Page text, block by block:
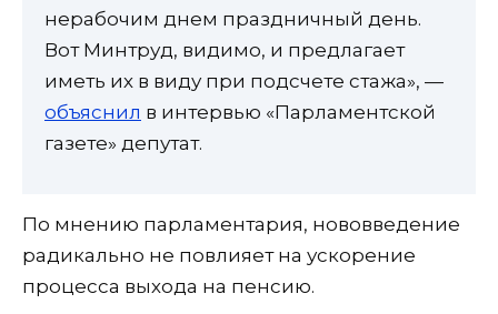
нерабочим днем праздничный день.
Вот Минтруд, видимо, и предлагает
иметь их в виду при подсчете стажа», —
объяснил в интервью «Парламентской
газете» депутат.
По мнению парламентария, нововведение
радикально не повлияет на ускорение
процесса выхода на пенсию.